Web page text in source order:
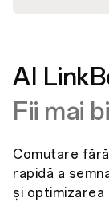
AI
Fii mai
Comutare
rapidă a
și